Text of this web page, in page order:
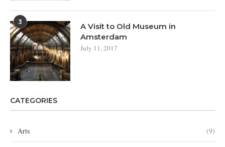
3
A Visit to Old Museum in
Amsterdam
July 11, 2017
CATEGORIES
Arts (9)